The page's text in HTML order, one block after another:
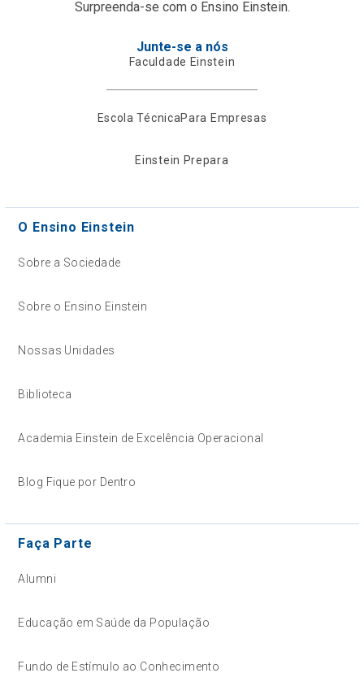
Surpreenda-se com o Ensino Einstein.
Junte-se a nós
Faculdade Einstein
Escola TécnicaPara Empresas
Einstein Prepara
O Ensino Einstein
Sobre a Sociedade
Sobre o Ensino Einstein
Nossas Unidades
Biblioteca
Academia Einstein de Excelência Operacional
Blog Fique por Dentro
Faça Parte
Alumni
Educação em Saúde da População
Fundo de Estímulo ao Conhecimento